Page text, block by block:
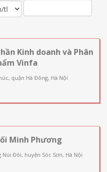
Kinh doanh và Phân
Vinfa
quận Hà Đông, Hà Nội
Minh Phương
Núi Đôi, huyện Sóc Sơn, Hà Nội